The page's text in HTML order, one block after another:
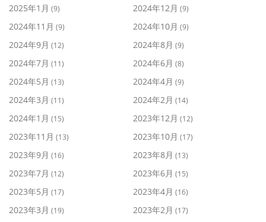
2025年1月 (9) 2024年12月 (9)
2024年11月 (9) 2024年10月 (9)
2024年9月 (12) 2024年8月 (9)
2024年7月 (11) 2024年6月 (8)
2024年5月 (13) 2024年4月 (9)
2024年3月 (11) 2024年2月 (14)
2024年1月 (15) 2023年12月 (12)
2023年11月 (13) 2023年10月 (17)
2023年9月 (16) 2023年8月 (13)
2023年7月 (12) 2023年6月 (15)
2023年5月 (17) 2023年4月 (16)
2023年3月 (19) 2023年2月 (17)